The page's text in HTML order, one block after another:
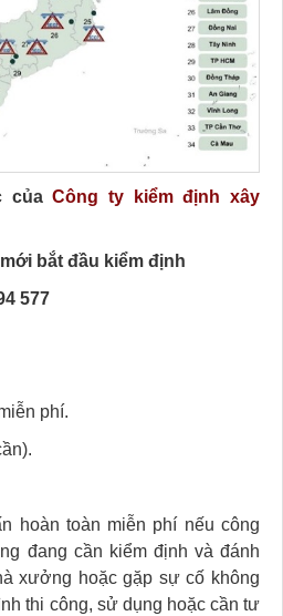
củaCông ty kiểm định xây
bắt đầu kiểm định
577
phí.
hoàn toàn miễn phí nếu công
đang cần kiểm định và đánh
xưởng hoặc gặp sự cố không
thi công, sử dụng hoặc cần tư